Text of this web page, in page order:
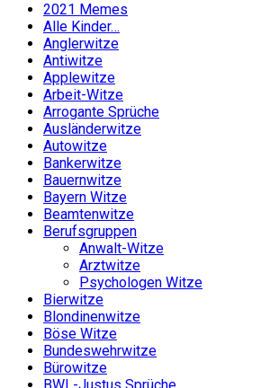
2021 Memes
Alle Kinder…
Anglerwitze
Antiwitze
Applewitze
Arbeit-Witze
Arrogante Sprüche
Ausländerwitze
Autowitze
Bankerwitze
Bauernwitze
Bayern Witze
Beamtenwitze
Berufsgruppen
Anwalt-Witze
Arztwitze
Psychologen Witze
Bierwitze
Blondinenwitze
Böse Witze
Bundeswehrwitze
Bürowitze